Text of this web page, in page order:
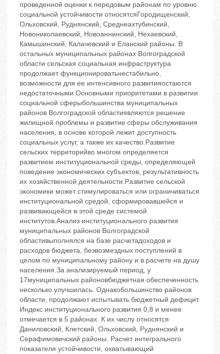
проведенной оценки к передовым районам по уровню
социальной устойчивости относятсяГородищенский,
Ольховский, Руднянский, Среднеахтубинский,
Новониколаевский, Новоаннинский, Нехаевский,
Камышинский, Калачевский и Еланский районы. В
остальных муниципальных районах Волгоградской
области сельская социальная инфраструктура
продолжает функционироватьнестабильно,
возможности для ее интенсивного развитияостаются
недостаточными.Основными приоритетами в развитии
социальной сферыбольшинства муниципальных
районов Волгоградской областиявляются решение
жилищной проблемы и развитие сферы обслуживания
населения, в основе которой лежит доступность
социальных услуг, а также их качество.Развитие
сельских территорийво многом определяется
развитием институциональной среды, определяющей
поведение экономических субъектов, результативность
их хозяйственной деятельности.Развитие сельской
экономики может стимулироваться или ограничиваться
институциональной средой, сформировавшейся и
развивающейся в этой среде системой
институтов.Анализ институционального развития
муниципальных районов Волгоградской
областивыполнялся на базе расчетадоходов и
расходов бюджета, безвозмездных поступлений в
целом по муниципальному району и в расчете на душу
населения.За анализируемый период, у
17муниципальных районовбюджетная обеспеченность
несколько улучшилась. Однакобольшинство районов
области, продолжают испытывать бюджетный дефицит.
Индекс институционального развития 0,8 и менее
отмечается в 5 районах. К их числу относятся
Даниловский, Клетский, Ольховский, Руднянский и
Серафимовичский районы. Расчет интегрального
показателя устойчивости, охватывающий